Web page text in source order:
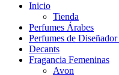
Inicio
Tienda
Perfumes Árabes
Perfumes de
Decants
Fragancia Femeninas
Avon